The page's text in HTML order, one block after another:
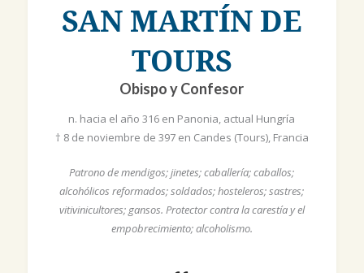
SAN MARTÍN DE
TOURS
Obispo y Confesor
n. hacia el año 316 en Panonia, actual Hungría
† 8 de noviembre de 397 en Candes (Tours), Francia
Patrono de mendigos; jinetes; caballería; caballos;
alcohólicos reformados; soldados; hosteleros; sastres;
vitivinicultores; gansos. Protector contra la carestía y el
empobrecimiento; alcoholismo.